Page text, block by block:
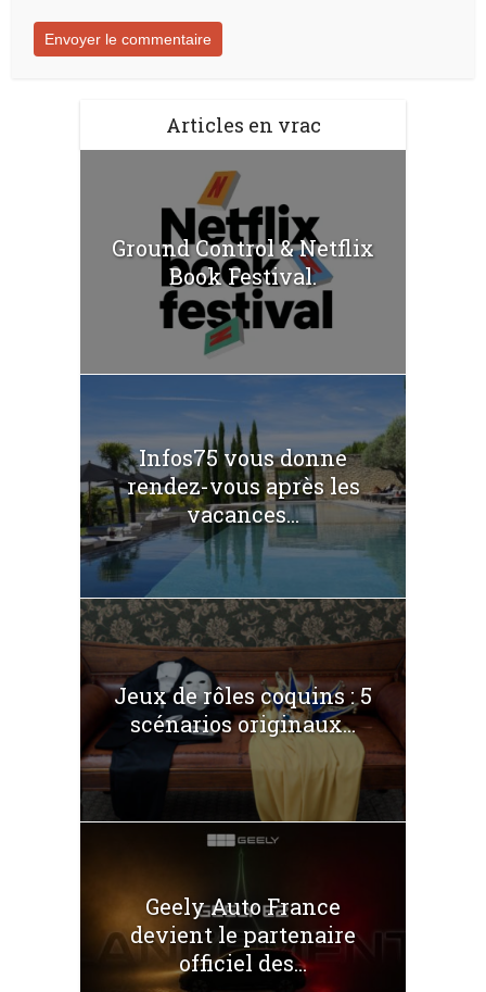
Articles en vrac
Ground Control & Netflix
Book Festival.
Infos75 vous donne
rendez-vous après les
vacances...
Jeux de rôles coquins : 5
scénarios originaux...
Geely Auto France
devient le partenaire
officiel des...